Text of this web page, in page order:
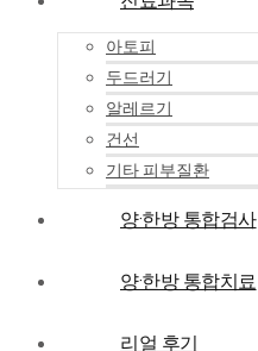
아토피
두드러기
알레르기
건선
기타 피부질환
양·한방 통합검사
양·한방 통합치료
리얼 후기